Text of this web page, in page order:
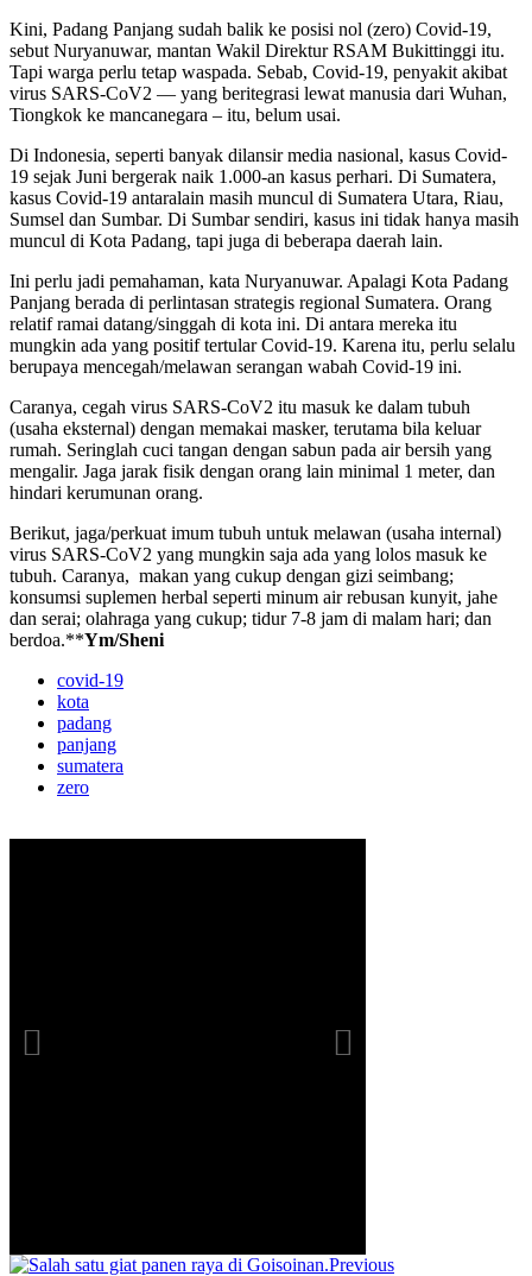
Kini, Padang Panjang sudah balik ke posisi nol (zero) Covid-19,
sebut Nuryanuwar, mantan Wakil Direktur RSAM Bukittinggi itu.
Tapi warga perlu tetap waspada. Sebab, Covid-19, penyakit akibat
virus SARS-CoV2 — yang beritegrasi lewat manusia dari Wuhan,
Tiongkok ke mancanegara – itu, belum usai.
Di Indonesia, seperti banyak dilansir media nasional, kasus Covid-
19 sejak Juni bergerak naik 1.000-an kasus perhari. Di Sumatera,
kasus Covid-19 antaralain masih muncul di Sumatera Utara, Riau,
Sumsel dan Sumbar. Di Sumbar sendiri, kasus ini tidak hanya masih
muncul di Kota Padang, tapi juga di beberapa daerah lain.
Ini perlu jadi pemahaman, kata Nuryanuwar. Apalagi Kota Padang
Panjang berada di perlintasan strategis regional Sumatera. Orang
relatif ramai datang/singgah di kota ini. Di antara mereka itu
mungkin ada yang positif tertular Covid-19. Karena itu, perlu selalu
berupaya mencegah/melawan serangan wabah Covid-19 ini.
Caranya, cegah virus SARS-CoV2 itu masuk ke dalam tubuh
(usaha eksternal) dengan memakai masker, terutama bila keluar
rumah. Seringlah cuci tangan dengan sabun pada air bersih yang
mengalir. Jaga jarak fisik dengan orang lain minimal 1 meter, dan
hindari kerumunan orang.
Berikut, jaga/perkuat imum tubuh untuk melawan (usaha internal)
virus SARS-CoV2 yang mungkin saja ada yang lolos masuk ke
tubuh. Caranya, makan yang cukup dengan gizi seimbang;
konsumsi suplemen herbal seperti minum air rebusan kunyit, jahe
dan serai; olahraga yang cukup; tidur 7-8 jam di malam hari; dan
berdoa.**Ym/Sheni
covid-19
kota
padang
panjang
sumatera
zero
Previous